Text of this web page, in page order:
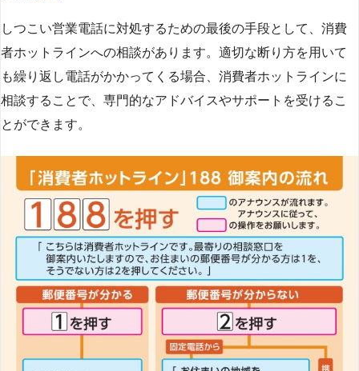
しつこい営業電話に対処するための最後の手段として、消費
者ホットラインへの相談があります。適切な断り方を用いて
も繰り返し電話がかかってくる場合、消費者ホットラインに
相談することで、専門的なアドバイスやサポートを受けるこ
とができます​​。